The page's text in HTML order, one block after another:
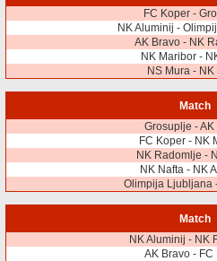
FC Koper -
NK Aluminij -
AK Bravo - NK
NK Maribor -
NS Mura - NK
Match
Grosuplje - AK
FC Koper - NK
NK Radomlje -
NK Nafta - NK
Olimpija Ljubljana
Match
NK Aluminij - NK
AK Bravo - FC